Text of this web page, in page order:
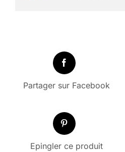
Partager sur Facebook
Epingler ce produit